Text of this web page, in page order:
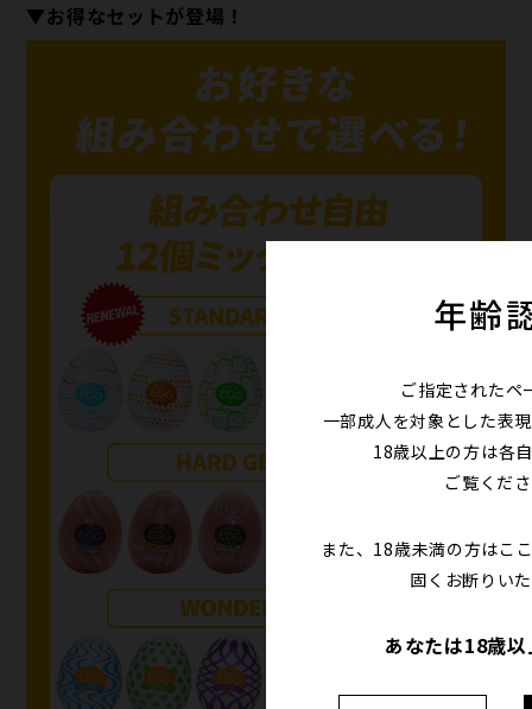
▼お得なセットが登場！
年齢
ご指定されたペ
一部成人を対象とした表
18歳以上の方は各
ご覧くだ
また、18歳未満の方はこ
固くお断りい
あなたは18歳